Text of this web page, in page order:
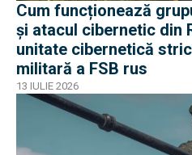
Cum funcționează
și atacul cibernetic din
unitate cibernetică
militară a FSB rus
13 IULIE 2026